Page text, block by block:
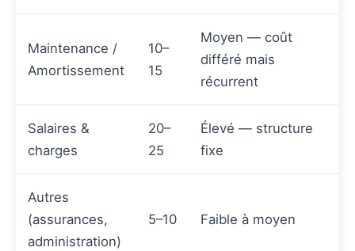
Maintenance /
Amortissement
10–
15
Moyen — coût
différé mais
récurrent
Salaires &
charges
20–
25
Élevé — structure
fixe
Autres
(assurances,
administration)
5–10 Faible à moyen